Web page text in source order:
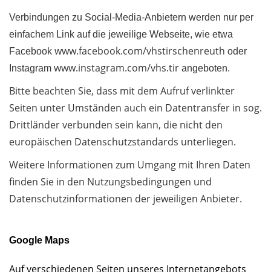
Verbindungen zu Social-Media-Anbietern werden nur per
einfachem Link auf die jeweilige Webseite, wie etwa
Facebook www.facebook.com/vhstirschenreuth oder
Instagram www.instagram.com/vhs.tir angeboten.
Bitte beachten Sie, dass mit dem Aufruf verlinkter
Seiten unter Umständen auch ein Datentransfer in sog.
Drittländer verbunden sein kann, die nicht den
europäischen Datenschutzstandards unterliegen.
Weitere Informationen zum Umgang mit Ihren Daten
finden Sie in den Nutzungsbedingungen und
Datenschutzinformationen der jeweiligen Anbieter.
Google Maps
Auf verschiedenen Seiten unseres Internetangebots